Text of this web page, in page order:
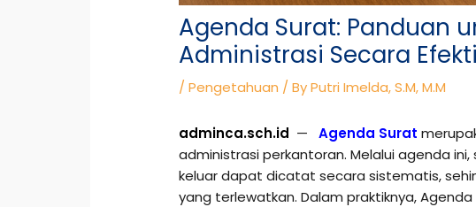
Agenda Surat: Panduan
Administrasi Secara
/Pengetahuan / ByPutri Imelda, S.M, M.M
adminca.sch.id —Agenda Surat
administrasi perkantoran. Melalui agenda
keluar dapat dicatat secara sistematis,
yang terlewatkan. Dalam praktiknya,